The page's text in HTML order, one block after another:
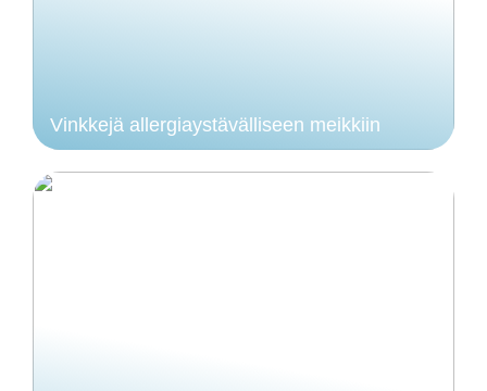
Vinkkejä allergiaystävälliseen meikkiin